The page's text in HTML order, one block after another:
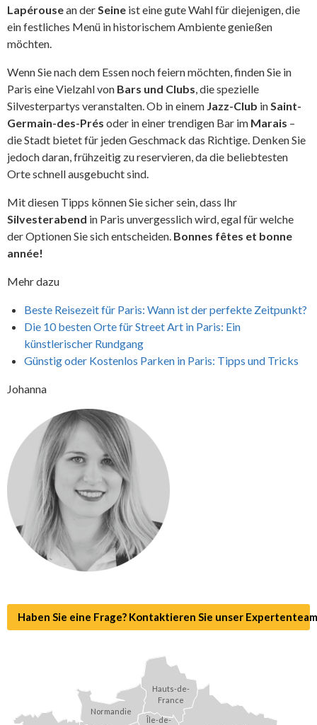
Lapérousean derSeine ist eine gute Wahl für diejenigen, die
ein festliches Menü in historischem Ambiente genießen
möchten.
Wenn Sie nach dem Essen noch feiern möchten, finden Sie in
Paris eine Vielzahl von Bars und Clubs, die spezielle
Silvesterpartys veranstalten. Ob in einem Jazz-Club inSaint-
Germain-des-Prés oder in einer trendigen Bar im Marais –
die Stadt bietet für jeden Geschmack das Richtige. Denken Sie
jedoch daran, frühzeitig zu reservieren, da die beliebtesten
Orte schnell ausgebucht sind.
Mit diesen Tipps können Sie sicher sein, dass Ihr
Silvesterabend in Paris unvergesslich wird, egal für welche
der Optionen Sie sich entscheiden. Bonnes fêtes et bonne
année!
Mehr dazu
Beste Reisezeit für Paris: Wann ist der perfekte Zeitpunkt?
Die 10 besten Orte für Street Art in Paris: Ein
künstlerischer Rundgang
Günstig oder Kostenlos Parken in Paris: Tipps und Tricks
Johanna
Haben Sie eine Frage? Kontaktieren Sie unser
Île-de-
Hauts-de-
France
Normandie